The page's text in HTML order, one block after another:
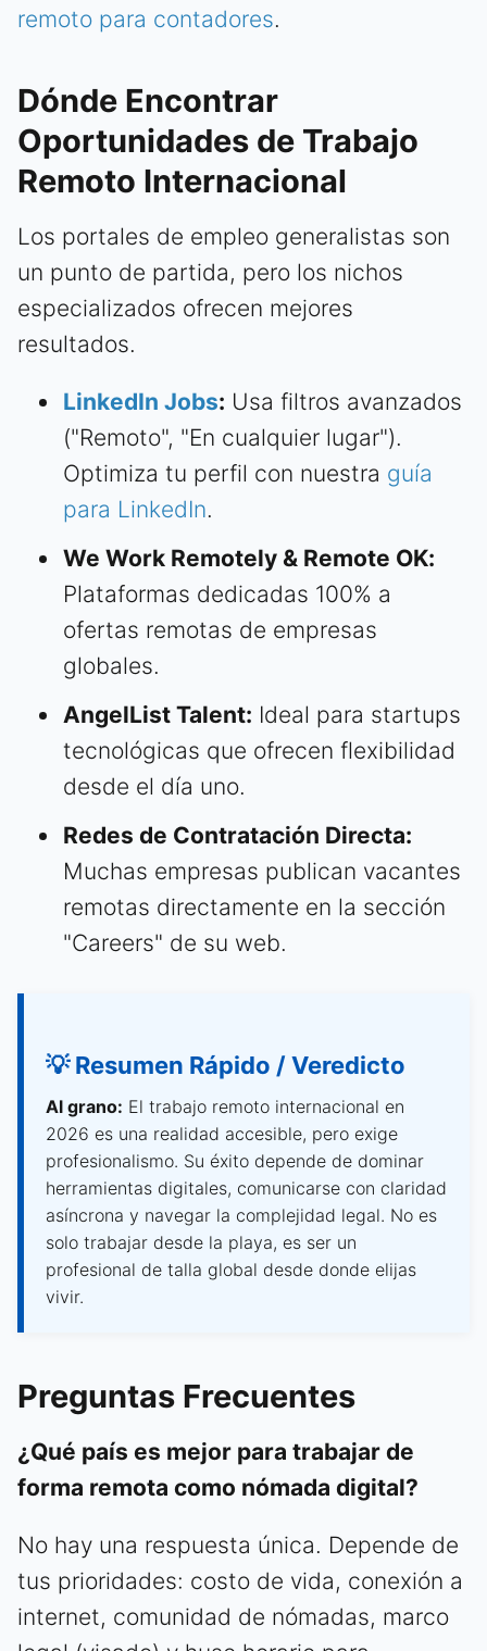
remoto para contadores.
Dónde Encontrar
Oportunidades de Trabajo
Remoto Internacional
Los portales de empleo generalistas son
un punto de partida, pero los nichos
especializados ofrecen mejores
resultados.
LinkedIn Jobs: Usa filtros avanzados
("Remoto", "En cualquier lugar").
Optimiza tu perfil con nuestra guía
para LinkedIn.
We Work Remotely & Remote OK:
Plataformas dedicadas 100% a
ofertas remotas de empresas
globales.
AngelList Talent: Ideal para startups
tecnológicas que ofrecen flexibilidad
desde el día uno.
Redes de Contratación Directa:
Muchas empresas publican vacantes
remotas directamente en la sección
"Careers" de su web.
💡 Resumen Rápido / Veredicto
Al grano: El trabajo remoto internacional en
2026 es una realidad accesible, pero exige
profesionalismo. Su éxito depende de dominar
herramientas digitales, comunicarse con claridad
asíncrona y navegar la complejidad legal. No es
solo trabajar desde la playa, es ser un
profesional de talla global desde donde elijas
vivir.
Preguntas Frecuentes
¿Qué país es mejor para trabajar de
forma remota como nómada digital?
No hay una respuesta única. Depende de
tus prioridades: costo de vida, conexión a
internet, comunidad de nómadas, marco